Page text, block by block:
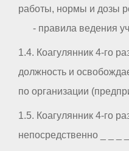
работы, нормы и дозы
- правила ведения
1.4. Коагулянник 4-го
должность и
по организации
1.5. Коагулянник 4-го
непосредственно _ _ _